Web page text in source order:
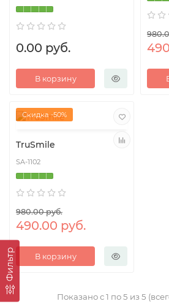
Фильтр
0.00 руб.
В корзину
Скидка -50%
TruSmile
SA-1102
980.00 руб.
490.00 руб.
В корзину
Показано с 1 по 5 из 5